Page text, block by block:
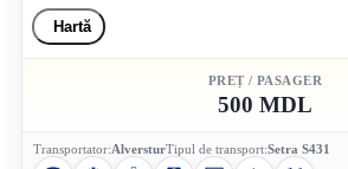
Hartă
PREȚ / PASAGER
500 MDL
Transportator:AlversturTipul de transport:Setra S431